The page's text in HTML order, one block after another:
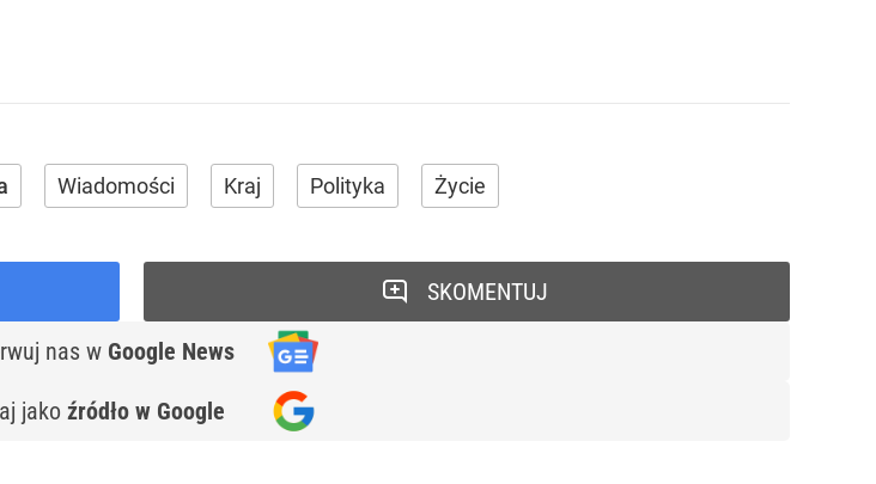
Wiadomości Kraj Polityka Życie
nas w Google News
jako źródło w Google
SKOMENTUJ